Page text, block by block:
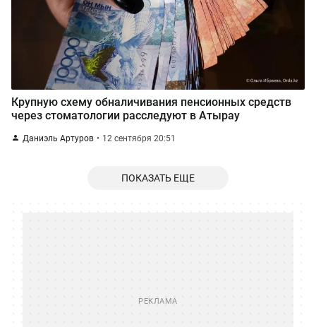
Крупную схему обналичивания пенсионных средств
через стоматологии расследуют в Атырау
Даниэль Артуров 12 сентября 20:51
ПОКАЗАТЬ ЕЩЕ